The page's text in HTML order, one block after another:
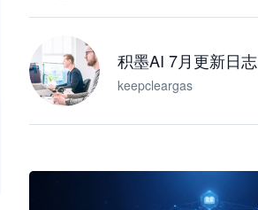
积墨AI 7月更新日志
keepcleargas